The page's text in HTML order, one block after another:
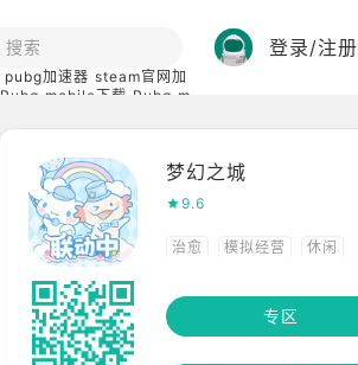
pubg加速器 steam官网加
Pubg mobile下载 Pubg m
登录/注册
梦幻之城
9.6
治愈 模拟经营 休闲
养成
专区